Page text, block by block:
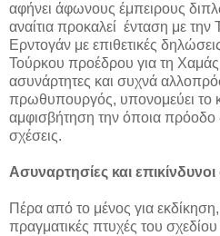
αφήνει άφωνους έμπειρους
αναίτια προκαλεί ένταση με την
Ερντογάν με επιθετικές
Τούρκου προέδρου για τη Χαμάς
ασυνάρτητες και συχνά
πρωθυπουργός, υπονομεύει το
αμφισβήτηση την όποια πρόοδο
σχέσεις.
Ασυναρτησίες και
Πέρα από το μένος για εκδίκηση,
πραγματικές πτυχές του